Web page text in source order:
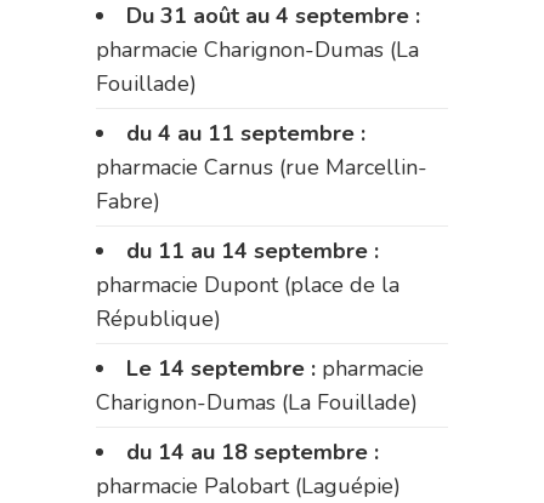
Du 31 août au 4 septembre :
pharmacie Charignon-Dumas (La
Fouillade)
du 4 au 11 septembre :
pharmacie Carnus (rue Marcellin-
Fabre)
du 11 au 14 septembre :
pharmacie Dupont (place de la
République)
Le 14 septembre : pharmacie
Charignon-Dumas (La Fouillade)
du 14 au 18 septembre :
pharmacie Palobart (Laguépie)